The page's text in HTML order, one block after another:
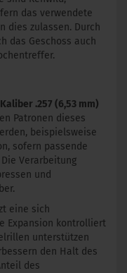
das verwendete
dies zulassen. Durch
das Geschoss auch
Kaliber .257 (6,53 mm)
Patronen dieses
beispielsweise
sofern passende
Verarbeitung
und
eine sich
Expansion kontrolliert
unterstützen
den Halt des
des